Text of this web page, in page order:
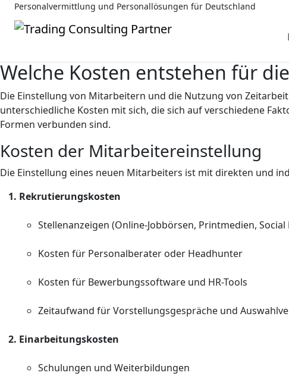
Personalvermittlung und Personallösungen für Deutschland
Welche Kosten entstehen für
Die Einstellung von Mitarbeitern und die Nutzung von
unterschiedliche Kosten mit sich, die sich auf verschiedene
Formen verbunden sind.
Kosten der Mitarbeitereinstellung
Die Einstellung eines neuen Mitarbeiters ist mit direkten und
Rekrutierungskosten
Stellenanzeigen (Online-Jobbörsen, Printmedien, Social
Kosten für Personalberater oder Headhunter
Kosten für Bewerbungssoftware und HR-Tools
Zeitaufwand für Vorstellungsgespräche und
Einarbeitungskosten
Schulungen und Weiterbildungen